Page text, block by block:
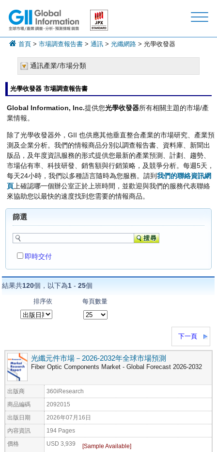
首頁 >市場調查報告書 >通訊 >光纖網路 > 光學收發器
通訊產業/市場分類
光學收發器 市場調查報告書
Global Information, Inc.提供您光學收發器所有相關主題的市場/產
業情報。
除了光學收發器外，GII 也供應其他垂直整合產業的市場研究、產業預
測及企業分析。我們的情報商品分別以調查報告書、資料庫、新聞出
版品，及年度資訊服務的形式提供您最新的產業預測、計劃、趨勢、
市場佔有率、科技研發、銷售額與行銷策略，及競爭分析。每週5天，
每天24小時，我們以多種語言隨時為您服務。請到我們的聯絡資訊網
頁 上確認哪一個辦公室正於上班時間，並歡迎與我們的服務代表聯絡
來協助您以最快的速度找到您需要的情報商品。
篩選
即時交付
結果共120個，以下為1 -25個
排序依 每頁數量
下一頁
光纖元件市場－2026-2032年全球市場預測
Fiber Optic Components Market - Global Forecast 2026-2032
出版商 360iResearch
商品編碼 2092015
出版日期 2026年07月16日
內容資訊 194 Pages
價格 USD 3,939